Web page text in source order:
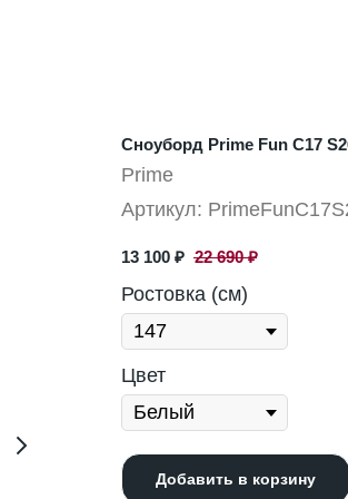
Сноуборд Prime Fun C17
Prime
Артикул:
13 100 ₽ 22 690 ₽
Ростовка (см)
Цвет
Добавить в корзину